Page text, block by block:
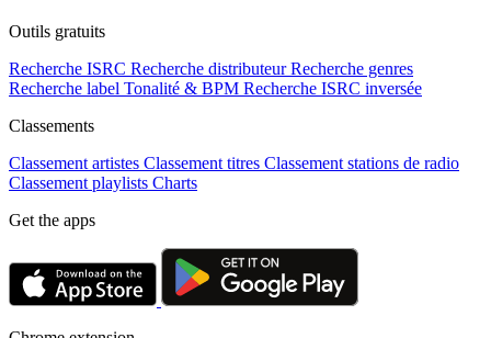
Outils gratuits
Recherche ISRC Recherche distributeur Recherche genres
Recherche label Tonalité & BPM Recherche ISRC inversée
Classements
Classement artistes Classement titres Classement stations de radio
Classement playlists Charts
Get the apps